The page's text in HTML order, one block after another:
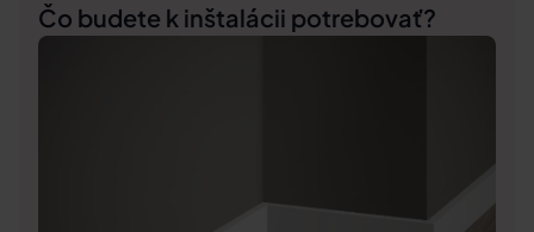
Čo budete k inštalácii potrebovať?